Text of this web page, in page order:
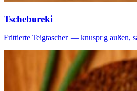
Tschebureki
Frittierte Teigtaschen — knusprig außen,